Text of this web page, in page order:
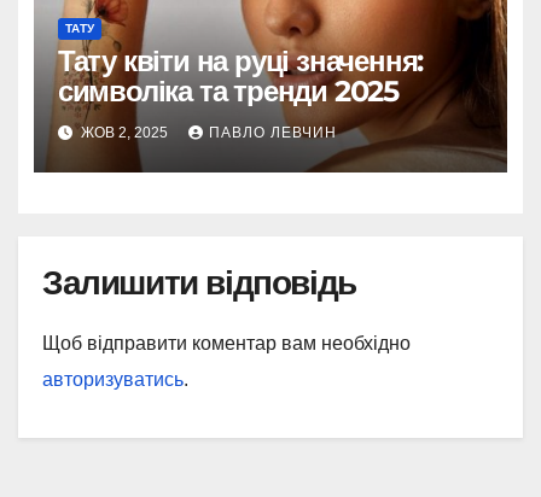
ТАТУ
Тату квіти на руці значення:
символіка та тренди 2025
ЖОВ 2, 2025 ПАВЛО ЛЕВЧИН
Залишити відповідь
Щоб відправити коментар вам необхідно
авторизуватись.